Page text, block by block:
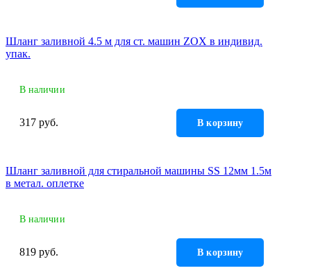
Шланг заливной 4.5 м для ст. машин ZOX в индивид.
упак.
В наличии
317 руб. В корзину
Шланг заливной для стиральной машины SS 12мм 1.5м
в метал. оплетке
В наличии
819 руб. В корзину